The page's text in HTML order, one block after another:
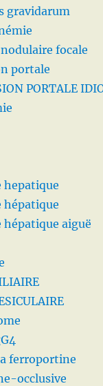
gravidarum
focale
portale
PORTALE
hepatique
hépatique
aiguë
ferroportine
occlusive